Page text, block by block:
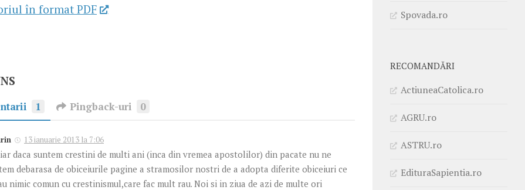
în format PDF
1 Pingback-uri 0
13 ianuarie 2013 la 7:06
daca suntem crestini de multi ani (inca din vremea apostolilor) din pacate nu ne
debarasa de obiceiurile pagine a stramosilor nostri de a adopta diferite obiceiuri ce
nimic comun cu crestinismul,care fac mult rau. Noi si in ziua de azi de multe ori
Spovada.ro
RECOMANDĂRI
ActiuneaCatolica.ro
AGRU.ro
ASTRU.ro
EdituraSapientia.ro